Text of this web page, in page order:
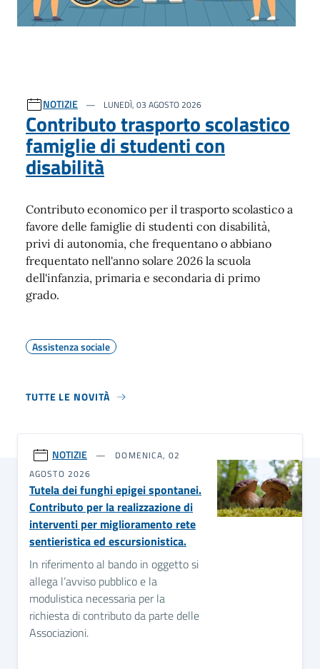
NOTIZIE LUNEDÌ, 03 AGOSTO 2026
Contributo trasporto scolastico
famiglie di studenti con
disabilità
Contributo economico per il trasporto scolastico a
favore delle famiglie di studenti con disabilità,
privi di autonomia, che frequentano o abbiano
frequentato nell'anno solare 2026 la scuola
dell'infanzia, primaria e secondaria di primo
grado.
Assistenza sociale
TUTTE LE NOVITÀ
NOTIZIE
DOMENICA, 02
AGOSTO 2026
Tutela dei funghi epigei spontanei.
Contributo per la realizzazione di
interventi per miglioramento rete
sentieristica ed escursionistica.
In riferimento al bando in oggetto si
allega l’avviso pubblico e la
modulistica necessaria per la
richiesta di contributo da parte delle
Associazioni.